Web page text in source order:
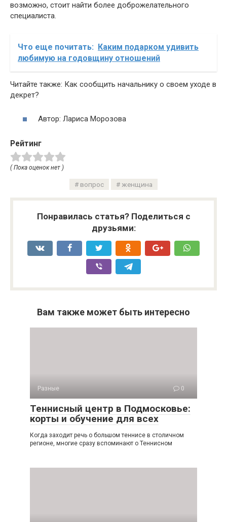
возможно, стоит найти более доброжелательного
специалиста.
Что еще почитать:
Каким подарком удивить
любимую на годовщину отношений
Читайте также: Как сообщить начальнику о своем уходе в
декрет?
Автор: Лариса Морозова
Рейтинг
( Пока оценок нет )
вопрос женщина
Понравилась статья? Поделиться с
друзьями:
Вам также может быть интересно
Разные 0
Теннисный центр в Подмосковье:
корты и обучение для всех
Когда заходит речь о большом теннисе в столичном
регионе, многие сразу вспоминают о Теннисном